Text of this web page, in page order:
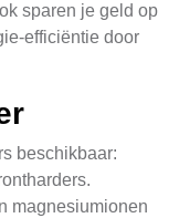
sparen je geld op
efficiëntie door
beschikbaar:
magnesiumionen